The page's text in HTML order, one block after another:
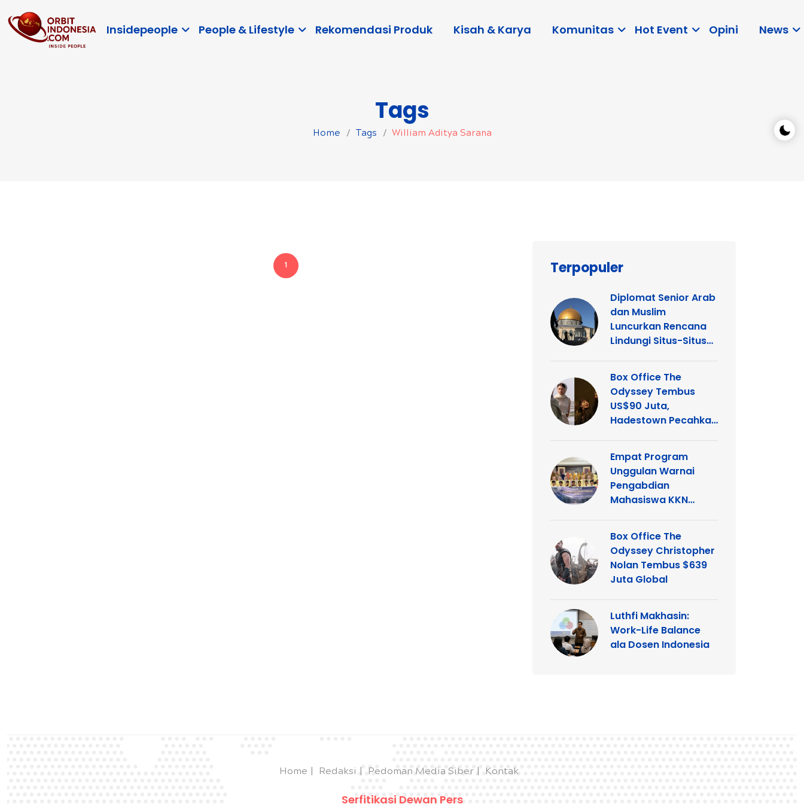
Insidepeople People & Lifestyle Rekomendasi Produk Kisah & Karya Komunitas Hot Event Opini News
Tags
Home Tags William Aditya Sarana
1 Terpopuler
Diplomat Senior Arab
dan Muslim
Luncurkan Rencana
Lindungi Situs-Situs
dan Kristen di
Yerusalem
Box Office The
Odyssey Tembus
US$90 Juta,
Hadestown Pecahkan
Empat Program
Unggulan Warnai
Pengabdian
Mahasiswa KKN
Kelurahan Ganting
Box Office The
Odyssey Christopher
Nolan Tembus $639
Juta Global
Luthfi Makhasin:
Work-Life Balance
ala Dosen Indonesia
Home Redaksi Pedoman Media Siber Kontak
Serfitikasi Dewan Pers